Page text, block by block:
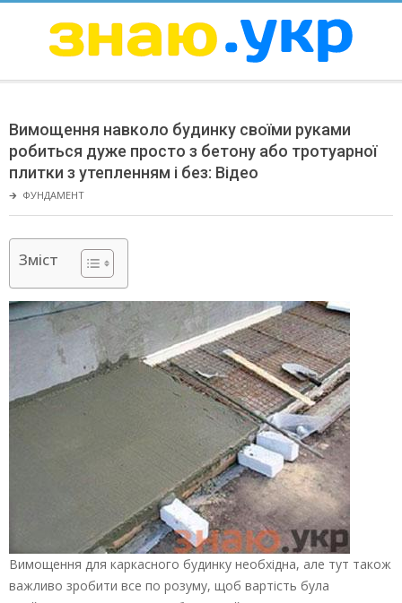
ЗНАЮ
Menu
Вимощення навколо будинку своїми руками
робиться дуже просто з бетону або тротуарної
плитки з утепленням і без: Відео
🡲 ФУНДАМЕНТ
Зміст
Вимощення для каркасного будинку необхідна, але тут також
важливо зробити все по розуму, щоб вартість була